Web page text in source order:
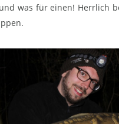
was für einen! Herrlich